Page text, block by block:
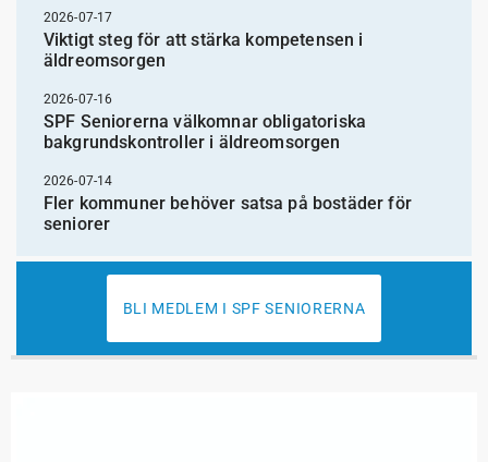
2026-07-17
Viktigt steg för att stärka kompetensen i
äldreomsorgen
2026-07-16
SPF Seniorerna välkomnar obligatoriska
bakgrundskontroller i äldreomsorgen
2026-07-14
Fler kommuner behöver satsa på bostäder för
seniorer
BLI MEDLEM I SPF SENIORERNA